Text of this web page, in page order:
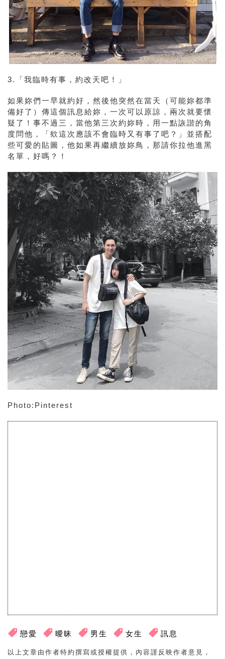
3.「我臨時有事，約改天吧！」
如果妳們一早就約好，然後他突然在當天（可能妳都準
備好了）傳這個訊息給妳，一次可以原諒，兩次就要懷
疑了！事不過三，當他第三次約妳時，用一點詼諧的角
度問他，「欸這次應該不會臨時又有事了吧？」並搭配
些可愛的貼圖，他如果再繼續放妳鳥，那請你拉他進黑
名單，好嗎？！
Photo:Pinterest
戀愛 曖昧 男生 女生 訊息
以上文章由作者特約撰寫或授權提供，內容謹反映作者意見，